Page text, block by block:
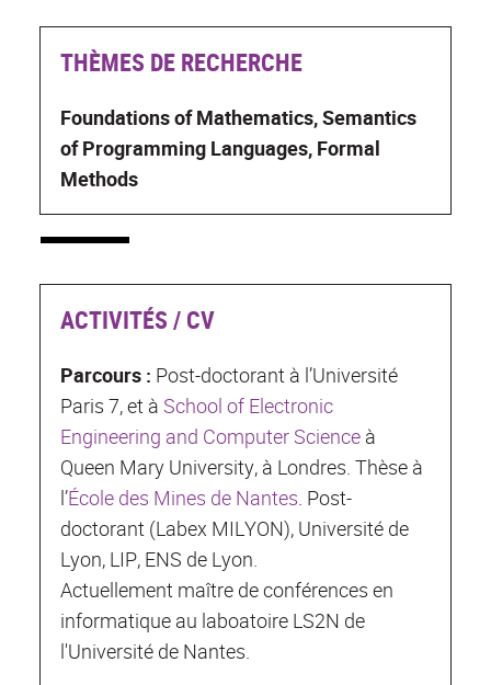
THÈMES DE RECHERCHE
Foundations of Mathematics, Semantics
of Programming Languages, Formal
Methods
ACTIVITÉS / CV
Parcours : Post-doctorant à l’Université
Paris 7, et à School of Electronic
Engineering and Computer Science à
Queen Mary University, à Londres. Thèse à
l’École des Mines de Nantes . Post-
doctorant (Labex MILYON), Université de
Lyon, LIP, ENS de Lyon.
Actuellement maître de conférences en
informatique au laboatoire LS2N de
l'Université de Nantes.